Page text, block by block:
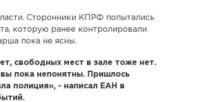
Сторонники КПРФ попытались
которую ранее контролировали
пока не ясны.
свободных мест в зале тоже нет.
пока непонятны. Пришлось
полиция», - написал ЕАН в